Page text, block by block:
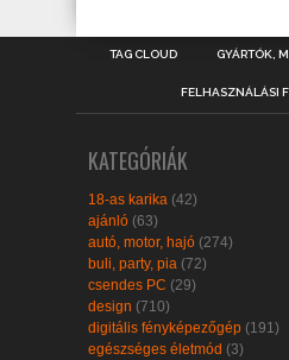
TAG CLOUD GYÁRTÓK,
FELHASZNÁLÁSI
KATEGÓRIÁK
18-as karika (42)
ajánló (63)
autó, motor, hajó (274)
buli, party, pia (72)
csendes PC (29)
design (710)
digitális fényképezőgép (191)
egészséges életmód (3)